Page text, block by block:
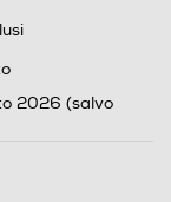
2026 (salvo